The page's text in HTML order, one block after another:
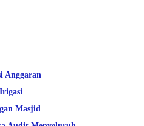
Anggaran
Masjid